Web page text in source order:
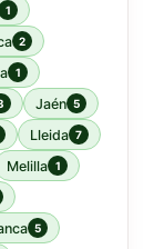
1
2
1
Jaén 5
Lleida 7
Melilla 1
5